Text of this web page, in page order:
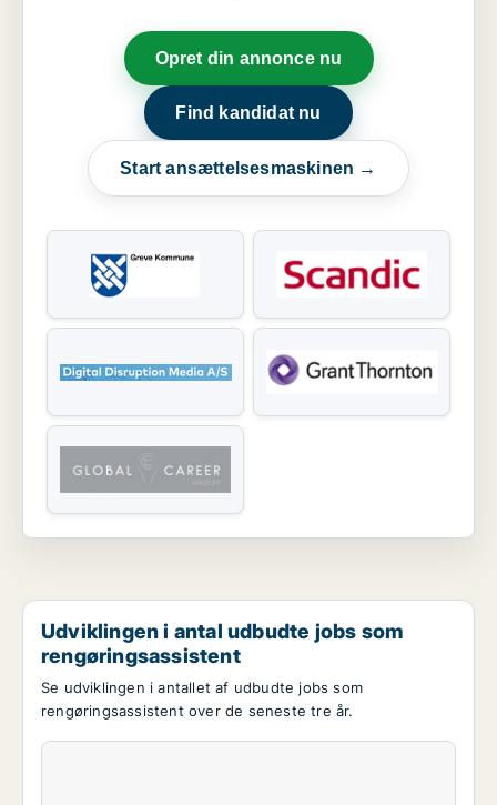
Opret din annonce nu
Find kandidat nu
Start ansættelsesmaskinen →
Udviklingen i antal udbudte jobs som
rengøringsassistent
Se udviklingen i antallet af udbudte jobs som
rengøringsassistent over de seneste tre år.